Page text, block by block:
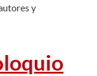
y